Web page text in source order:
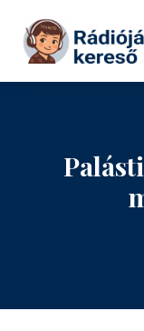
Tovább a